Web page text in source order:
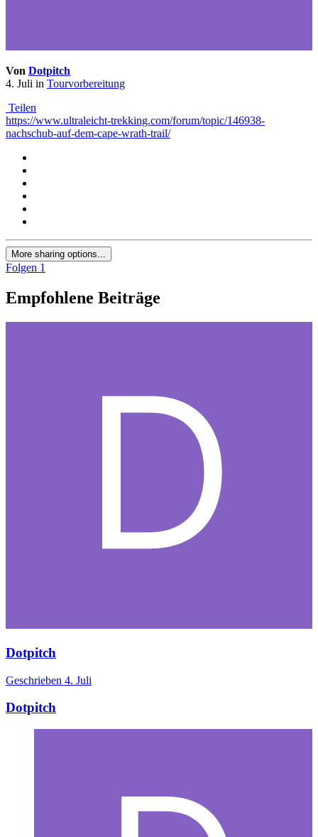
Von Dotpitch
4. Juli in Tourvorbereitung
Teilen
https://www.ultraleicht-trekking.com/forum/topic/146938-
nachschub-auf-dem-cape-wrath-trail/
More sharing options...
Folgen 1
Empfohlene Beiträge
Dotpitch
Geschrieben 4. Juli
Dotpitch